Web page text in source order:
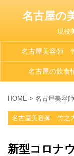
名古屋の
現役
名古屋美容師
名古屋の飲食
HOME > 名古屋美容
名古屋美容師 竹之
新型コロナ